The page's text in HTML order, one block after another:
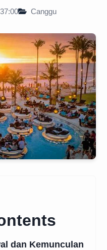
Canggu
dan Kemunculan